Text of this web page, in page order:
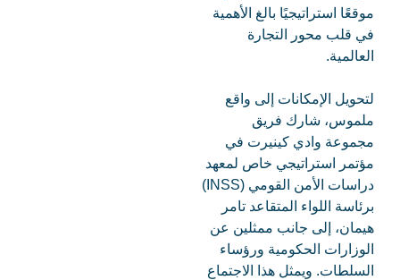
موقعًا استراتيجيًا بالغ الأهمية
في قلب محور التجارة
العالمية.
لتحويل الإمكانات إلى واقع
ملموس، شارك فريق
مجموعة وادي كينيرت في
مؤتمر استراتيجي خاص لمعهد
دراسات الأمن القومي (INSS)
برئاسة اللواء المتقاعد تامر
هيمان، إلى جانب ممثلين عن
الوزارات الحكومية ورؤساء
السلطات. ويمثل هذا الاجتماع